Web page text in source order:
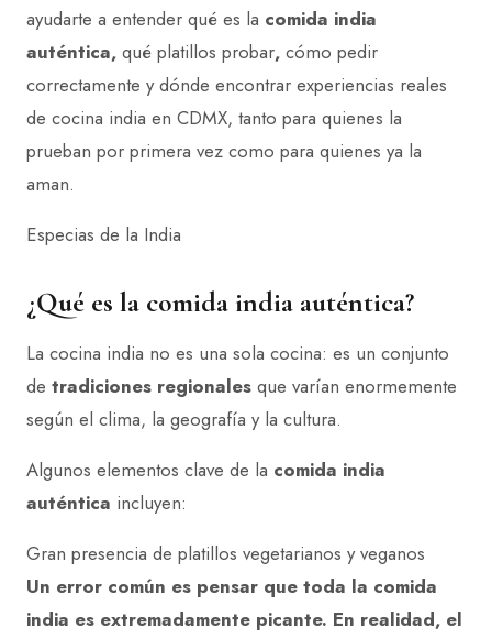
ayudarte a entender qué es la comida india
auténtica, qué platillos probar, cómo pedir
correctamente y dónde encontrar experiencias reales
de cocina india en CDMX, tanto para quienes la
prueban por primera vez como para quienes ya la
aman.
Especias de la India
¿Qué es la comida india auténtica?
La cocina india no es una sola cocina: es un conjunto
de tradiciones regionales que varían enormemente
según el clima, la geografía y la cultura.
Algunos elementos clave de la comida india
auténtica incluyen:
Gran presencia de platillos
Un error común es pensar que toda la comida
india es extremadamente picante. En realidad, el